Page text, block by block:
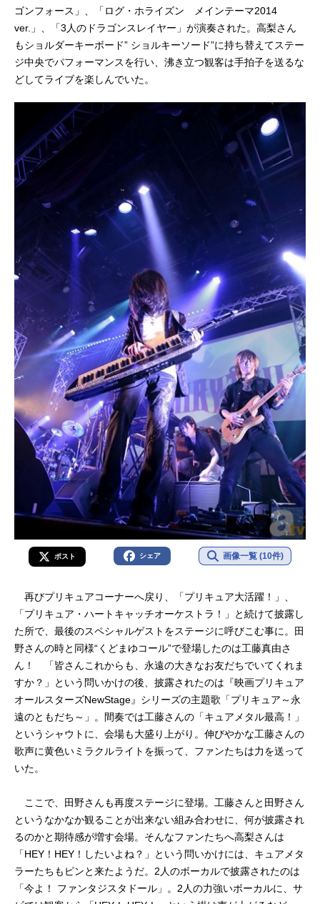
ゴンフォース」、「ログ・ホライズン メインテーマ2014
ver.」、「3人のドラゴンスレイヤー」が演奏された。高梨さん
もショルダーキーボード” ショルキーソード”に持ち替えてステー
ジ中央でパフォーマンスを行い、沸き立つ観客は手拍子を送るな
どしてライブを楽しんでいた。
ポスト シェア 画像一覧 (10件)
再びプリキュアコーナーへ戻り、「プリキュア大活躍！」、
「プリキュア・ハートキャッチオーケストラ！」と続けて披露し
た所で、最後のスペシャルゲストをステージに呼びこむ事に。田
野さんの時と同様“くどまゆコール”で登場したのは工藤真由さ
ん！ 「皆さんこれからも、永遠の大きなお友だちでいてくれま
すか？」という問いかけの後、披露されたのは『映画プリキュア
オールスターズNewStage』シリーズの主題歌「プリキュア～永
遠のともだち～」。間奏では工藤さんの「キュアメタル最高！」
というシャウトに、会場も大盛り上がり。伸びやかな工藤さんの
歌声に黄色いミラクルライトを振って、ファンたちは力を送って
いた。
ここで、田野さんも再度ステージに登場。工藤さんと田野さん
というなかなか観ることが出来ない組み合わせに、何が披露され
るのかと期待感が増す会場。そんなファンたちへ高梨さんは
「HEY！HEY！したいよね？」という問いかけには、キュアメタ
ラーたちもピンと来たようだ。2人のボーカルで披露されたのは
「今よ！ ファンタジスタドール」。2人の力強いボーカルに、サ